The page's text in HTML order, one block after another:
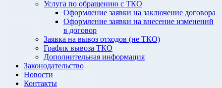
Услуга по обращению с ТКО
Оформление заявки на заключение договора
Оформление заявки на внесение изменений
в договор
Заявка на вывоз отходов (не ТКО)
График вывоза ТКО
Дополнительная информация
Законодательство
Новости
Контакты